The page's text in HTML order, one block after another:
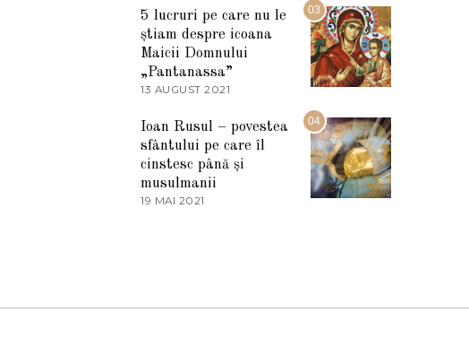
5
A
R
T
I
2
2
2
03
5 lucruri pe care nu le
știam despre icoana
Maicii Domnului
„Pantanassa”
13 AUGUST 2021
U
G
U
S
04
Ioan Rusul – povestea
sfântului pe care îl
cinstesc până și
musulmanii
19 MAI 2021